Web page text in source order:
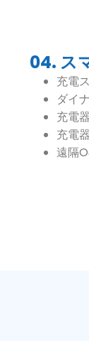
04. ス
充電
ダイ
充電
充電
遠隔